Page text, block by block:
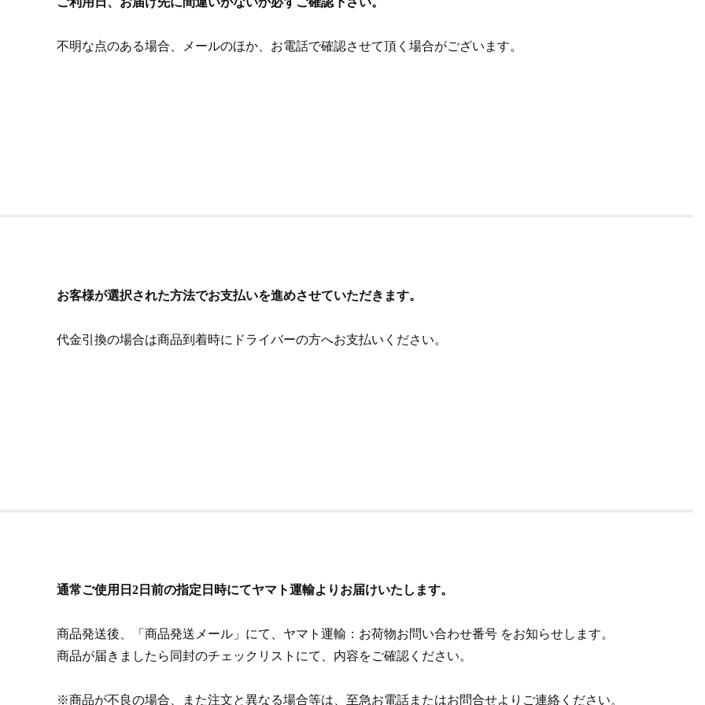
不明な点のある場合、メールのほか、お電話で確認させて頂く場合がございます。
お客様が選択された方法でお支払いを進めさせていただきます。
代金引換の場合は商品到着時にドライバーの方へお支払いください。
通常ご使用日2日前の指定日時にてヤマト運輸よりお届けいたします。
商品発送後、「商品発送メール」にて、ヤマト運輸：お荷物お問い合わせ番号 をお知らせします。
商品が届きましたら同封のチェックリストにて、内容をご確認ください。
※商品が不良の場合、また注文と異なる場合等は、至急お電話またはお問合せよりご連絡ください。